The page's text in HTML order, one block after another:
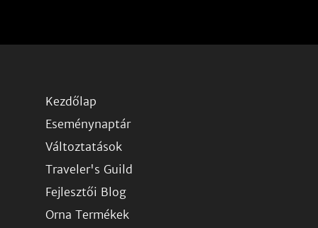
Kezdőlap
Eseménynaptár
Változtatások
Traveler's Guild
Fejlesztői Blog
Orna Termékek